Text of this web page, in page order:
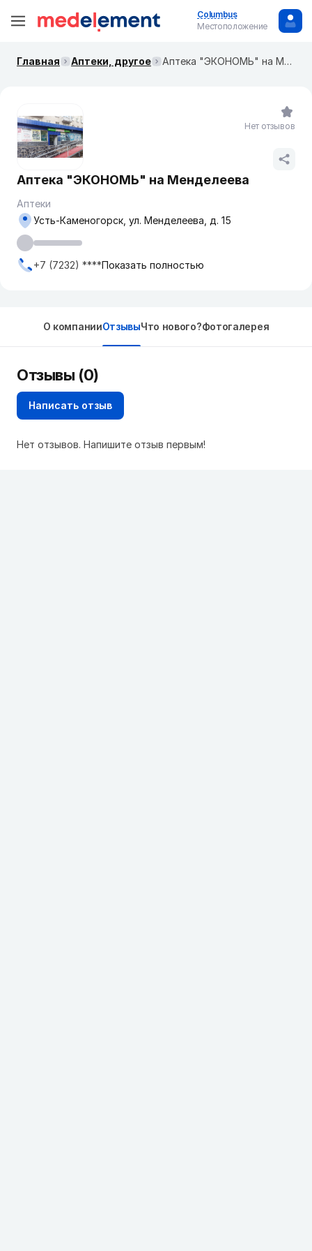
Columbus
Местоположение
Главная Аптеки, другое Аптека "ЭКОНОМЬ" на Менделеева
Аптека "ЭКОНОМЬ" на Менделеева
Аптеки
Усть-Каменогорск, ул. Менделеева, д. 15
+7 (7232) ****Показать полностью
Нет отзывов
О компанииОтзывыЧто нового?Фотогалерея
Отзывы (0)
Написать отзыв
Нет отзывов. Напишите отзыв первым!